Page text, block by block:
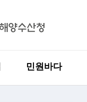
민원바다